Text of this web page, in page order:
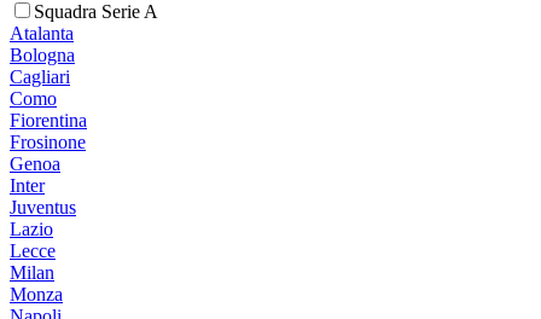
Squadra Serie A
Atalanta
Bologna
Cagliari
Como
Fiorentina
Frosinone
Genoa
Inter
Juventus
Lazio
Lecce
Milan
Monza